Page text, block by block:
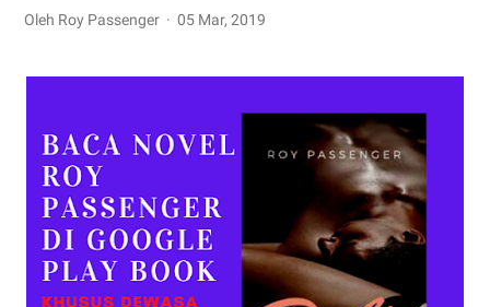
Oleh Roy Passenger 05 Mar, 2019